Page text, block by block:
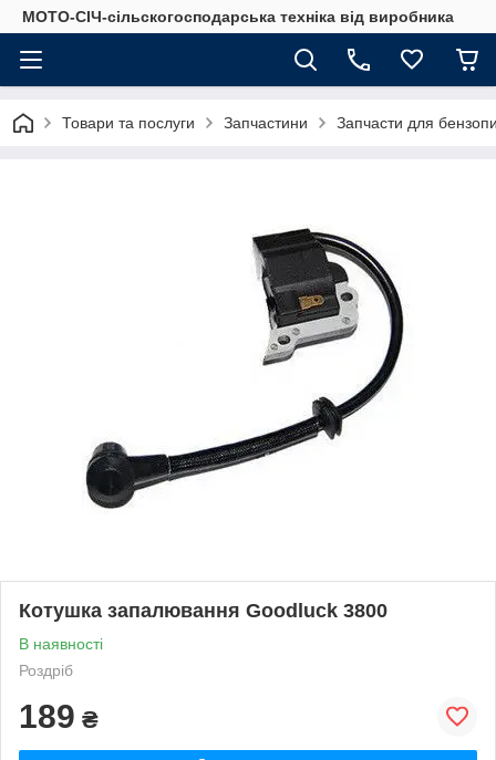
МОТО-СІЧ-сільскогосподарська техніка від виробника
Товари та послуги Запчастини Запчасти для
Котушка запалювання Goodluck 3800
В наявності
Роздріб
189 ₴